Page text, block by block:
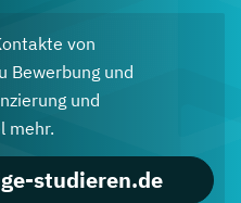
von
Bewerbung und
und
mehr.
studieren.de